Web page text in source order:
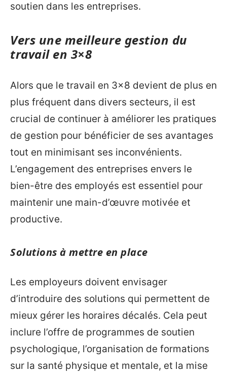
soutien dans les entreprises.
Vers une meilleure gestion du
travail en 3×8
Alors que le travail en 3×8 devient de plus en
plus fréquent dans divers secteurs, il est
crucial de continuer à améliorer les pratiques
de gestion pour bénéficier de ses avantages
tout en minimisant ses inconvénients.
L’engagement des entreprises envers le
bien-être des employés est essentiel pour
maintenir une main-d’œuvre motivée et
productive.
Solutions à mettre en place
Les employeurs doivent envisager
d’introduire des solutions qui permettent de
mieux gérer les horaires décalés. Cela peut
inclure l’offre de programmes de soutien
psychologique, l’organisation de formations
sur la santé physique et mentale, et la mise